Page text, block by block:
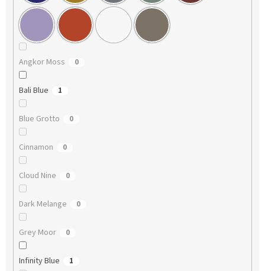
Angkor Moss 0
Bali Blue 1
Blue Grotto 0
Cinnamon 0
Cloud Nine 0
Dark Melange 0
Grey Moor 0
Infinity Blue 1